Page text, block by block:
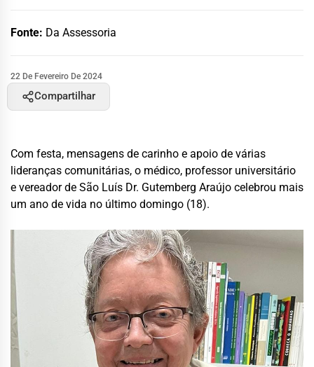
Fonte: Da Assessoria
22 De Fevereiro De 2024
Compartilhar
Com festa, mensagens de carinho e apoio de várias
lideranças comunitárias, o médico, professor universitário
e vereador de São Luís Dr. Gutemberg Araújo celebrou mais
um ano de vida no último domingo (18).